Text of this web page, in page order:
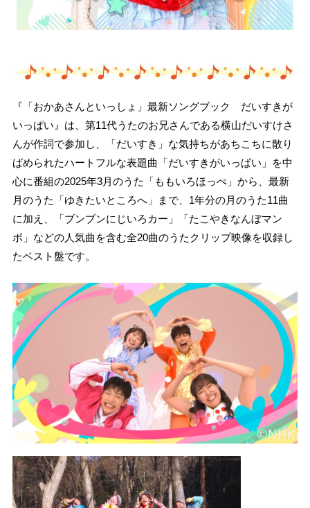
『「おかあさんといっしょ」最新ソングブック だいすきが
いっぱい』は、第11代うたのお兄さんである横山だいすけさ
んが作詞で参加し、「だいすき」な気持ちがあちこちに散り
ばめられたハートフルな表題曲「だいすきがいっぱい」を中
心に番組の2025年3月のうた「ももいろほっぺ」から、最新
月のうた「ゆきたいところへ」まで、1年分の月のうた11曲
に加え、「ブンブンにじいろカー」「たこやきなんぼマン
ボ」などの人気曲を含む全20曲のうたクリップ映像を収録し
たベスト盤です。